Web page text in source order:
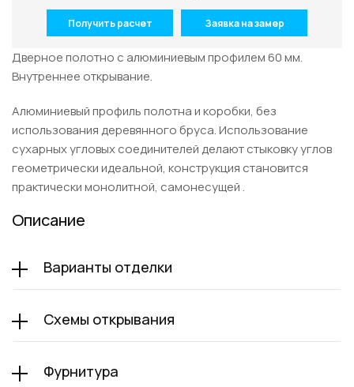
Получить расчет Заявка на замер
Дверное полотно с алюминиевым профилем 60 мм.
Внутреннее открывание.
Алюминиевый профиль полотна и коробки, без
использования деревянного бруса. Использование
сухарных угловых соединителей делают стыковку углов
геометрически идеальной, конструкция становится
практически монолитной, самонесущей .
Описание
Варианты отделки
Схемы открывания
Фурнитура
Телефон: +7 495 662-87-32
Email:salon@miksal.ru